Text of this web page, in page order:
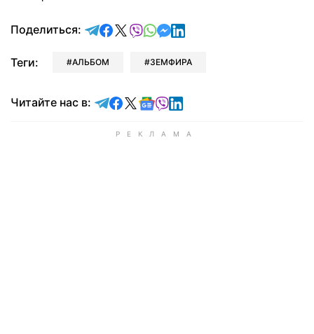
Поделиться: отправить в Telegram
поделиться в Facebook
поделиться в X
отправить в Viber
отправить в Whatsapp
отправить в Messenger
отправить в LinkedIn
Теги: АЛЬБОМ ЗЕМФИРА
Читайте нас в: Читайте в Telegram
Читайте в Facebook
Читайте в X
Читайте в Google news
Читайте в Viber
Читайте в LinkedIn